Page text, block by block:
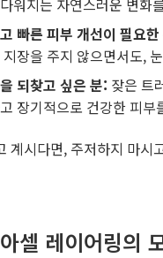
워지는 자연스러운 변화
빠른 피부 개선이 필요
장을 주지 않으면서도,
되찾고 싶은 분: 잦은 트
장기적으로 건강한 피
계시다면, 주저하지 마시
셀 레이어링의